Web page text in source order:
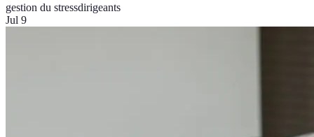
gestion du stressdirigeants
Jul 9